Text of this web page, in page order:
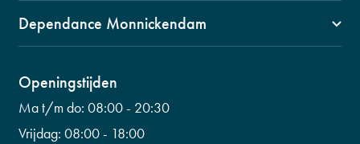
0299 653 499
info@fysiogroepwaterland.nl
Kerkbuurt 90
info@fysiogroepwaterland.nl
Dependance Monnickendam
Wilhelminalaan 56
0299 223 798
info@fysiogroepwaterland.nl
Openingstijden
Ma t/m do: 08:00 - 20:30
Vrijdag: 08:00 - 18:00